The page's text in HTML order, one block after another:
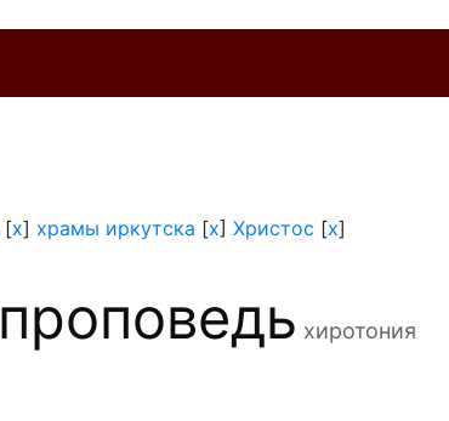
[x] храмы иркутска [x] Христос [x]
проповедь хиротония